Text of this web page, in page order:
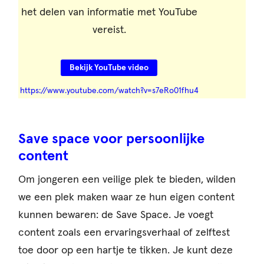
het delen van informatie met YouTube
vereist.
Bekijk YouTube video
https://www.youtube.com/watch?v=s7eRo01fhu4
Save space voor persoonlijke
content
Om jongeren een veilige plek te bieden, wilden
we een plek maken waar ze hun eigen content
kunnen bewaren: de Save Space. Je voegt
content zoals een ervaringsverhaal of zelftest
toe door op een hartje te tikken. Je kunt deze